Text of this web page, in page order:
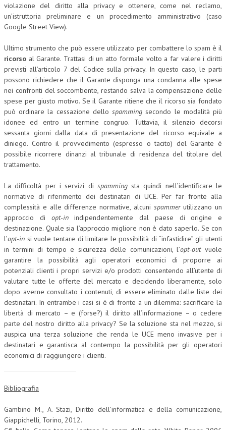
ARCHIVIO EVENTI (FINO AL 2022)
PUBBLICAZIONI
BOLLETTINO FINANZIAMENTI
TELEGRAM
MANUALI E MONOGRAFIE
TESI DI LAUREA
INVITI E PROMOZIONI
violazione del diritto alla privacy e ottenere, come nel reclamo,
un’istruttoria preliminare e un procedimento amministrativo (caso
Google Street View).
Ultimo strumento che può essere utilizzato per combattere lo spam è il
ricorso al Garante. Trattasi di un atto formale volto a far valere i diritti
previsti all’articolo 7 del Codice sulla privacy. In questo caso, le parti
possono richiedere che il Garante disponga una condanna alle spese
nei confronti del soccombente, restando salva la compensazione delle
spese per giusto motivo. Se il Garante ritiene che il ricorso sia fondato
può ordinare la cessazione dellospamming secondo le modalità più
idonee ed entro un termine congruo. Tuttavia, il silenzio decorsi
sessanta giorni dalla data di presentazione del ricorso equivale a
diniego. Contro il provvedimento (espresso o tacito) del Garante è
possibile ricorrere dinanzi al tribunale di residenza del titolare del
trattamento.
La difficoltà per i servizi di spammingsta quindi nell’identificare le
normative di riferimento dei destinatari di UCE. Per far fronte alla
complessità e alle differenze normative, alcuni spammerutilizzano un
approccio di opt-inindipendentemente dal paese di origine e
destinazione. Quale sia l’approccio migliore non è dato saperlo. Se con
l’opt-in si vuole tentare di limitare le possibilità di “infastidire” gli utenti
in termini di tempo e sicurezza delle comunicazioni, l’opt-outvuole
garantire la possibilità agli operatori economici di proporre ai
potenziali clienti i propri servizi e/o prodotti consentendo all’utente di
valutare tutte le offerte del mercato e decidendo liberamente, solo
dopo averne consultato i contenuti, di essere eliminato dalle liste dei
destinatari. In entrambe i casi si è di fronte a un dilemma: sacrificare la
libertà di mercato – e (forse?) il diritto all’informazione – o cedere
parte del nostro diritto alla privacy? Se la soluzione sta nel mezzo, si
auspica una terza soluzione che renda le UCE meno invasive per i
destinatari e garantisca al contempo la possibilità per gli operatori
economici di raggiungere i clienti.
Bibliografia
Gambino M., A. Stazi, Diritto dell’informatica e della comunicazione,
Giappichelli, Torino, 2012.